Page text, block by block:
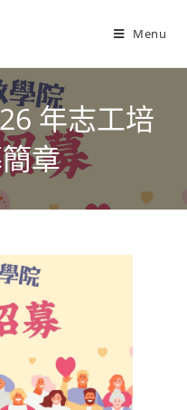
Menu
年志工培
章